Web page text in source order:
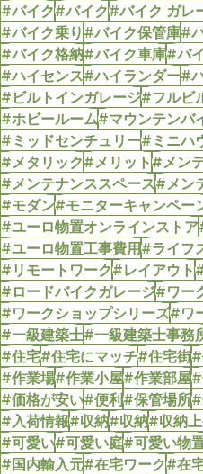
#バイク#バイク#バイク ガレ
#バイク乗り#バイク保管庫#
#バイク格納#バイク車庫#バ
#ハイセンス#ハイランダー#
#ビルトインガレージ#フルビ
#ホビールーム#マウンテンバ
#ミッドセンチュリー#ミニハ
#メタリック#メリット#メン
#メンテナンススペース#メン
#モダン#モニターキャンペー
#ユーロ物置オンラインストア
#ユーロ物置工事費用#ライフ
#リモートワーク#レイアウト
#ロードバイクガレージ#ワー
#ワークショップシリーズ#ワ
#一級建築士#一級建築士事務
#住宅#住宅にマッチ#住宅街#
#作業場#作業小屋#作業部屋#
#価格が安い#便利#保管場所#
#入荷情報#収納#収納#収納
#可愛い#可愛い庭#可愛い物
#国内輸入元#在宅ワーク#在